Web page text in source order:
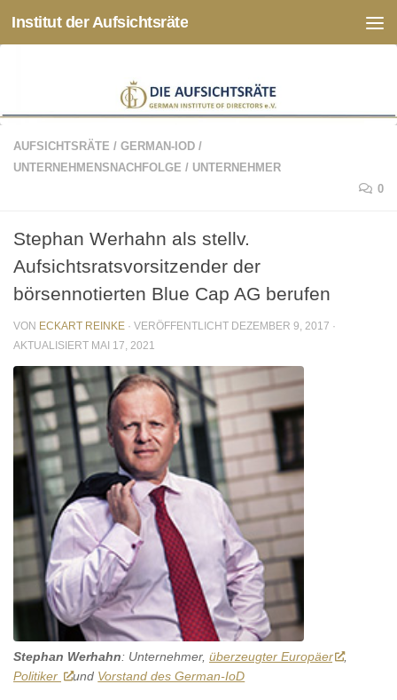
Zum Inhalt springen
Institut der Aufsichtsräte
AUFSICHTSRÄTE / GERMAN-IOD /
UNTERNEHMENSNACHFOLGE / UNTERNEHMER
0
Stephan Werhahn als stellv.
Aufsichtsratsvorsitzender der
börsennotierten Blue Cap AG berufen
VON ECKART REINKE · VERÖFFENTLICHT DEZEMBER 9, 2017 ·
AKTUALISIERT MAI 17, 2021
Stephan Werhahn: Unternehmer, überzeugter Europäer
,
Politiker
und Vorstand des German-IoD